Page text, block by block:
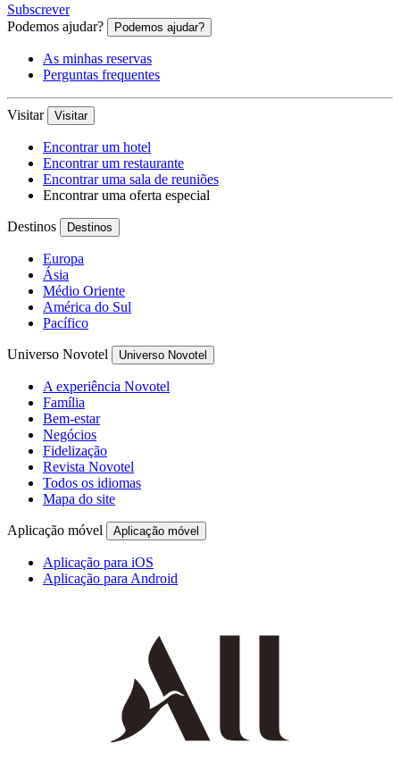
Subscrever
Podemos ajudar?
Podemos ajudar?
As minhas reservas
Perguntas frequentes
Visitar Visitar
Encontrar um hotel
Encontrar um restaurante
Encontrar uma sala de reuniões
Encontrar uma oferta especial
Destinos Destinos
Europa
Ásia
Médio Oriente
América do Sul
Pacífico
Universo Novotel Universo Novotel
A experiência Novotel
Família
Bem-estar
Negócios
Fidelização
Revista Novotel
Todos os idiomas
Mapa do site
Aplicação móvel Aplicação móvel
Aplicação para iOS
Aplicação para Android